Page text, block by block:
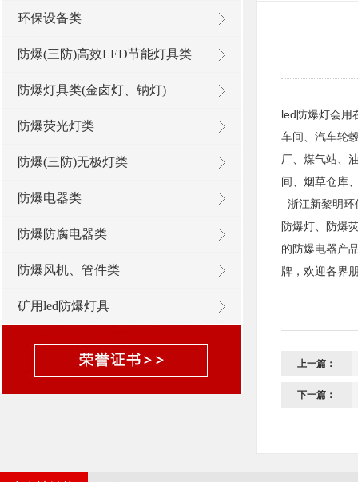
环保设备类
防爆(三防)高效LED节能灯具类
防爆灯具类(金卤灯、钠灯)
防爆荧光灯类
防爆(三防)无极灯类
防爆电器类
防爆防腐电器类
防爆风机、管件类
矿用led防爆灯具
led防爆灯会用
车间、汽车轮
厂、煤气站、
间、烟草仓库
浙江新黎明
防爆灯、防爆
的防爆电器产
牌，欢迎各界
上一篇：
下一篇：